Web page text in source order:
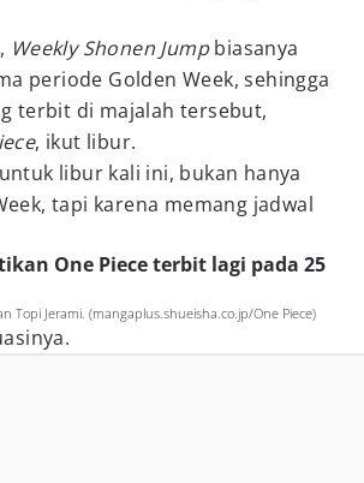
Weekly Shonen Jumpbiasanya
periode Golden Week, sehingga
terbit di majalah tersebut,
, ikut libur.
libur kali ini, bukan hanya
tapi karena memang jadwal
One Piece terbit lagi pada 25
Topi Jerami. (mangaplus.shueisha.co.jp/One Piece)